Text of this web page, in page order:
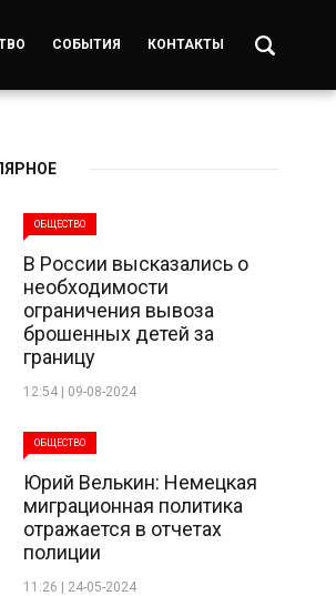
СОБЫТИЯ КОНТАКТЫ
ОБЩЕСТВО
В России высказались о
необходимости
ограничения вывоза
брошенных детей за
границу
12:54 | 09-08-2024
ОБЩЕСТВО
Юрий Велькин: Немецкая
миграционная политика
отражается в отчетах
полиции
11:26 | 24-05-2024